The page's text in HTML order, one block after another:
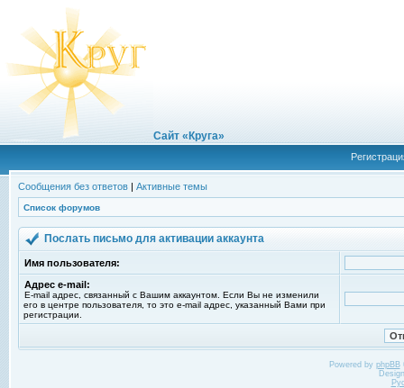
Сайт «Круга»
Сообщения без ответов | Активные темы
Список форумов
Послать письмо для активации аккаунта
Имя пользователя:
Адрес e-mail:
E-mail адрес, связанный с Вашим аккаунтом. Если Вы не изменили
его в центре пользователя, то это e-mail адрес, указанный Вами при
регистрации.
Powered by phpBB